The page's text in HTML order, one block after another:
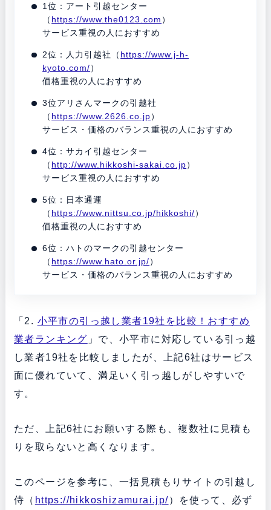
1位：アート引越センター
（ https://www.the0123.com ）
サービス重視の人におすすめ
2位：人力引越社（ https://www.j-h-
kyoto.com/）
価格重視の人におすすめ
3位アリさんマークの引越社
（ https://www.2626.co.jp）
サービス・価格のバランス重視の人におすすめ
4位：サカイ引越センター
（ http://www.hikkoshi-sakai.co.jp）
サービス重視の人におすすめ
5位：日本通運
（ https://www.nittsu.co.jp/hikkoshi/）
価格重視の人におすすめ
6位：ハトのマークの引越センター
（ https://www.hato.or.jp/）
サービス・価格のバランス重視の人におすすめ
「2. 小平市の引っ越し業者19社を比較！おすすめ
業者ランキング 」で、小平市に対応している引っ越
し業者19社を比較しましたが、上記6社はサービス
面に優れていて、満足いく引っ越しがしやすいで
す。
ただ、上記6社にお願いする際も、複数社に見積も
りを取らないと高くなります。
このページを参考に、一括見積もりサイトの引越し
侍（ https://hikkoshizamurai.jp/）を使って、必ず